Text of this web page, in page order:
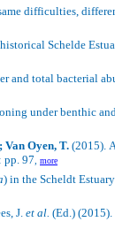
difficulties,
Schelde
and total bacterial
under benthic
Van Oyen, T. (2015).
pp. 97 more
) in the Scheldt
J.et al. (Ed.) (2015).